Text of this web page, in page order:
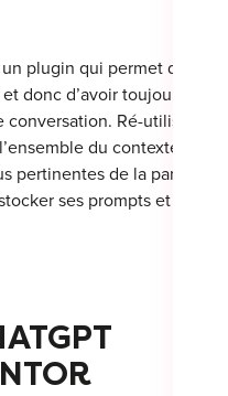
un plugin qui permet de
donc d’avoir toujours à
Ré-utiliser
du contexte et
pertinentes de la part de
ses prompts et son